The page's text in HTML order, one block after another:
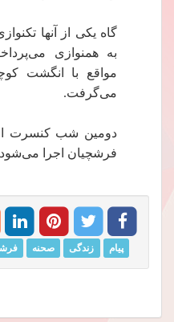
گاه یکی از آنها
به همنوازی
مواقع با انگشت
می‌گرفت.
فرشچیان اجرا
پیام زندگی صحنه